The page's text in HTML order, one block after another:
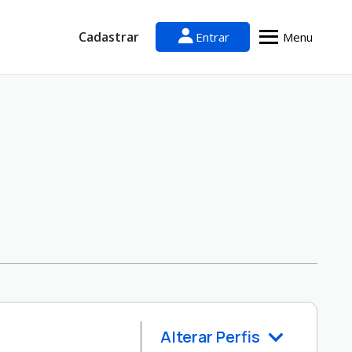
Cadastrar Entrar Menu
Alterar Perfis